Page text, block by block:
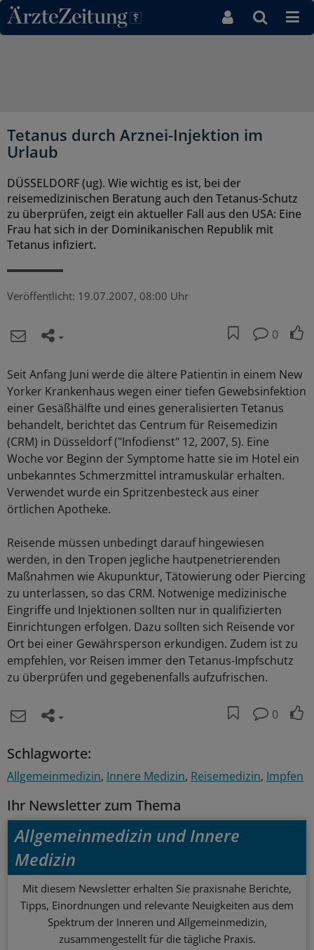
Direkt zum Inhaltsbereich
Tetanus durch Arznei-Injektion im
Urlaub
DÜSSELDORF (ug). Wie wichtig es ist, bei der
reisemedizinischen Beratung auch den Tetanus-Schutz
zu überprüfen, zeigt ein aktueller Fall aus den USA: Eine
Frau hat sich in der Dominikanischen Republik mit
Tetanus infiziert.
Veröffentlicht: 19.07.2007, 08:00 Uhr
0
Seit Anfang Juni werde die ältere Patientin in einem New
Yorker Krankenhaus wegen einer tiefen Gewebsinfektion
einer Gesäßhälfte und eines generalisierten Tetanus
behandelt, berichtet das Centrum für Reisemedizin
(CRM) in Düsseldorf ("Infodienst" 12, 2007, 5). Eine
Woche vor Beginn der Symptome hatte sie im Hotel ein
unbekanntes Schmerzmittel intramuskulär erhalten.
Verwendet wurde ein Spritzenbesteck aus einer
örtlichen Apotheke.
Reisende müssen unbedingt darauf hingewiesen
werden, in den Tropen jegliche hautpenetrierenden
Maßnahmen wie Akupunktur, Tätowierung oder Piercing
zu unterlassen, so das CRM. Notwenige medizinische
Eingriffe und Injektionen sollten nur in qualifizierten
Einrichtungen erfolgen. Dazu sollten sich Reisende vor
Ort bei einer Gewährsperson erkundigen. Zudem ist zu
empfehlen, vor Reisen immer den Tetanus-Impfschutz
zu überprüfen und gegebenenfalls aufzufrischen.
0
Schlagworte:
Allgemeinmedizin Innere Medizin Reisemedizin Impfen
Ihr Newsletter zum Thema
Allgemeinmedizin und Innere
Medizin
Mit diesem Newsletter erhalten Sie praxisnahe Berichte,
Tipps, Einordnungen und relevante Neuigkeiten aus dem
Spektrum der Inneren und Allgemeinmedizin,
zusammengestellt für die tägliche Praxis.